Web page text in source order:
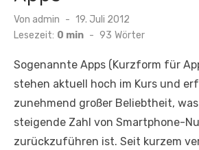
Von admin
Veröffentlicht
am
19. Juli 2012
Lesezeit: 0 min - 93 Wörter
Sogenannte Apps (Kurzform für
stehen aktuell hoch im Kurs und
zunehmend großer Beliebtheit,
steigende Zahl von Smartphone-
zurückzuführen ist. Seit kurzem